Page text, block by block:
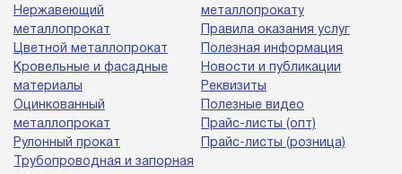
Нержавеющий
металлопрокат
Цветной металлопрокат
Кровельные и фасадные
материалы
Оцинкованный
металлопрокат
Рулонный прокат
Трубопроводная и запорная
металлопрокату
Правила оказания услуг
Полезная информация
Новости и публикации
Реквизиты
Полезные видео
Прайс-листы (опт)
Прайс-листы (розница)